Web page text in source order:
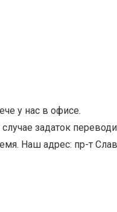
у нас в офисе.
задаток
Наш адрес: пр-т